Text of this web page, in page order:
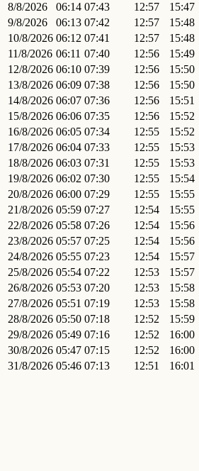
8/8/2026
06:14 07:43 12:57 15:47
9/8/2026
06:13 07:42 12:57 15:48
10/8/2026 06:12 07:41 12:57 15:48
11/8/2026 06:11 07:40 12:56 15:49
12/8/2026 06:10 07:39 12:56 15:50
13/8/2026 06:09 07:38 12:56 15:50
14/8/2026 06:07 07:36 12:56 15:51
15/8/2026 06:06 07:35 12:56 15:52
16/8/2026 06:05 07:34 12:55 15:52
17/8/2026 06:04 07:33 12:55 15:53
18/8/2026 06:03 07:31 12:55 15:53
19/8/2026 06:02 07:30 12:55 15:54
20/8/2026 06:00 07:29 12:55 15:55
21/8/2026 05:59 07:27 12:54 15:55
22/8/2026 05:58 07:26 12:54 15:56
23/8/2026 05:57 07:25 12:54 15:56
24/8/2026 05:55 07:23 12:54 15:57
25/8/2026 05:54 07:22 12:53 15:57
26/8/2026 05:53 07:20 12:53 15:58
27/8/2026 05:51 07:19 12:53 15:58
28/8/2026 05:50 07:18 12:52 15:59
29/8/2026 05:49 07:16 12:52 16:00
30/8/2026 05:47 07:15 12:52 16:00
31/8/2026 05:46 07:13 12:51 16:01